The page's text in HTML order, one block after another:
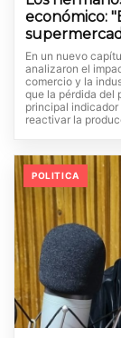
económico:
En un nuevo
analizaron el
comercio y la
que la pérdida del
principal
reactivar la
POLITICA